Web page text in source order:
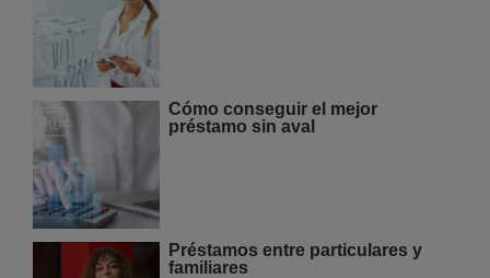
Cómo conseguir el mejor
préstamo sin aval
Préstamos entre particulares y
familiares